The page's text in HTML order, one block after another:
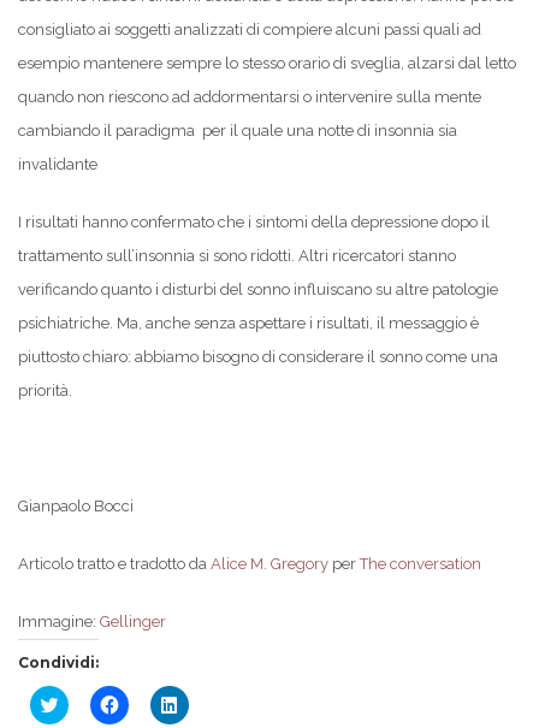
consigliato ai soggetti analizzati di compiere alcuni passi quali ad
esempio mantenere sempre lo stesso orario di sveglia, alzarsi dal letto
quando non riescono ad addormentarsi o intervenire sulla mente
cambiando il paradigma per il quale una notte di insonnia sia
invalidante
I risultati hanno confermato che i sintomi della depressione dopo il
trattamento sull’insonnia si sono ridotti. Altri ricercatori stanno
verificando quanto i disturbi del sonno influiscano su altre patologie
psichiatriche. Ma, anche senza aspettare i risultati, il messaggio è
piuttosto chiaro: abbiamo bisogno di considerare il sonno come una
priorità.
Gianpaolo Bocci
Articolo tratto e tradotto da Alice M. Gregory perThe conversation
Immagine: Gellinger
Condividi:
Fai
clic
Fai
clic
Fai
clic